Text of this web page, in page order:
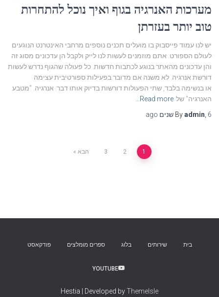
מערכות האנרגיה בגוף ואיך נוכל להתחרות
טוב יותר בעזרתן
יש לנו עמוד פייסבוק בו מועלים תכנים נוספים מרחבי האינטרנט הנוגעים
לעולם הספורט. אתם מוזמנים לעשות לנו לייק ולקבל הן עדכונים מסוג זה
והן עדכונים מהאתר בנוגע לכתבות חדשות. כל פעולה שהגוף נדרש לעשות
דורשת אנרגיה. לא משנה אם מדובר בפעילות ספורטיבית עצימה
או בנשימה בלבד, שתי הפעולות דורשות בדיוק אותו דבר: אנרגיה. "מטבע
האנרגיה" של Read more…
Byadmin 6 שנים
1
2
3 הבא
בית שירותים בלוג ספרים מומלצים פודקאסט
YOUTUBE
Hestia | Developed byThemeIsle